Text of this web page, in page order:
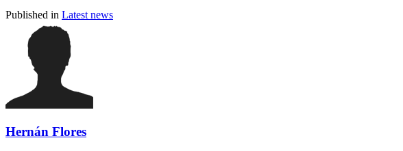
Published in Latest news
Hernán Flores